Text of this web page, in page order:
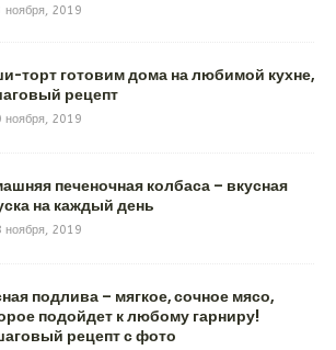
ноября, 2019
торт готовим дома на любимой кухне,
рецепт
ноября, 2019
печеночная колбаса – вкусная
на каждый день
ноября, 2019
подлива – мягкое, сочное мясо,
подойдет к любому гарниру!
рецепт с фото